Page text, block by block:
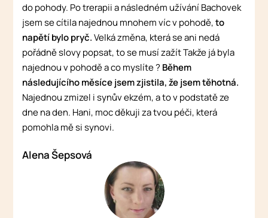
do pohody. Po trerapii a následném užívání Bachovek
jsem se cítila najednou mnohem víc v pohodě,to
napětí bylo pryč.Velká změna, která se ani nedá
pořádně slovy popsat, to se musí zažít Takže já byla
najednou v pohodě a co myslíte ? Během
následujícího měsíce jsem zjistila, že jsem těhotná.
Najednou zmizel i synův ekzém, a to v podstatě ze
dne na den. Hani, moc děkuji za tvou péči, která
pomohla mě si synovi.
Alena Šepsová